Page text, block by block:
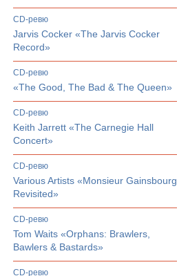
CD-ревю
Jarvis Cocker «The Jarvis Cocker
Record»
CD-ревю
«The Good, The Bad & The Queen»
CD-ревю
Keith Jarrett «The Carnegie Hall
Concert»
CD-ревю
Various Artists «Monsieur Gainsbourg
Revisited»
CD-ревю
Tom Waits «Orphans: Brawlers,
Bawlers & Bastards»
CD-ревю